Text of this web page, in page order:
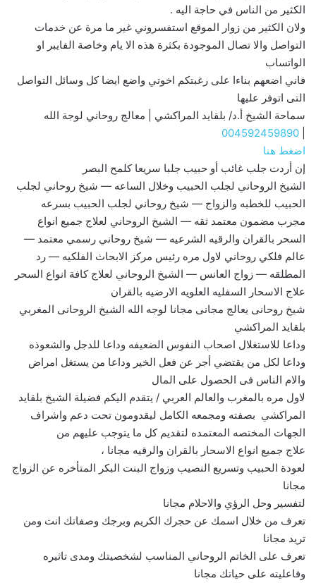
الكثير من الناس في حاجة اليه .
ولان الكثير من زوار الموقع استفسروني غير ما مرة عن خدمات
التواصل والا تصال الموجودة بكثرة هذه الا يام وخاصة الفايبر او
الواتساب
فاني اضعهم بناءا على رغبتكم اخوتي واضع ايضا كل وسائل التواصل
التى اتوفر عليها
سماحة الشيخ أ.د/ بلقايد المراكشي | معالج روحاني لوجة الله
004592459890
اضغط هنا
إن أردت جلب غائب أو حبيب جلبا سريعا كلمح البصر
الشيخ الروحاني لجلب الحبيب وخلال الساعه — شيخ روحاني لجلب
الحبيب للخطبه والزواج — شيخ روحاني لجلب الحبيب بسرعه
مجرب مضمون معتمد ثقه — الشيخ الروحاني لعلاج جميع انواع
السحر بالقران والرقيه الشرعيه — شيخ روحاني رسمي معتمد —
عالم فلكي روحاني لاول مره رئيس مركز الابحاث الفلكيه — رد
المطلقه — زواج العانس — الشيخ الروحاني لعلاج كافة انواع السحر
علاج الاسحار السفليه العلويه الارضيه بالقران
شيخ روحانى يعالج مجانى مجانا لوجه الله الشيخ الروحانى المغربي
بلقايد المراكشي
وداعا للاستغلال اصحاب النفوس الضعيفه وداعا للدجل والشعوذه
وداعا لكل من يقتضي أجر عن فعل الخير وداعا من يستغل امراض
والام الناس فى الحصول على المال
لاول مره بالمغرب والعالم العربي / يتقدم اليكم فضيلة الشيخ بلقايد
المراكشي بصفته ومجمعه الكامل ليقدومون تحت دعم واشراف
الجهات المختصه المعتمده لتقديم كل ما يتوجب عليهم من
علاج جميع انواع الاسحار بالقران والرقيه مجانا ،
لعودة الحبيب وتسريع النصيب وزواج البنت البكر المتأخره عن الزواج
مجانا
لتفسير وحل الرؤي والاحلام مجانا
تعرف من خلال اسمك عن حجرك الكريم وبرجك وصفاتك انت ومن
تريد مجانا
تعرف على الخاتم الروحاني المناسب لشخصيتك ومدى تاثيره
وفاعليته على حياتك مجانا